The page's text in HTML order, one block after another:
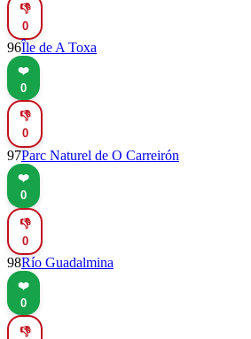
👎
0
96Île de A Toxa
❤️
0
👎
0
97Parc Naturel de O Carreirón
❤️
0
👎
0
98Río Guadalmina
❤️
0
👎